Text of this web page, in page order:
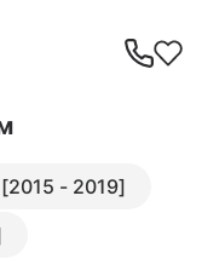
- 2019]